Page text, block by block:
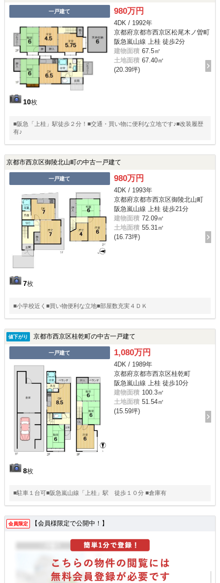
一戸建て
10枚
980万円
4DK / 1992年
京都府京都市西京区松尾木ノ曽町
阪急嵐山線 上桂 徒歩2分
建物面積 67.5㎡
土地面積 67.40㎡
(20.39坪)
■阪急「上桂」駅徒歩２分！■交通・買い物に便利な立地です♪■改装履歴
有♪
京都市西京区御陵北山町の中古一戸建て
一戸建て
7枚
980万円
4DK / 1993年
京都府京都市西京区御陵北山町
阪急嵐山線 上桂 徒歩21分
建物面積 72.09㎡
土地面積 55.31㎡
(16.73坪)
■小学校近く■買い物便利な立地■部屋数充実４ＤＫ
値下がり 京都市西京区桂乾町の中古一戸建て
一戸建て
8枚
1,080万円
4DK / 1989年
京都府京都市西京区桂乾町
阪急嵐山線 上桂 徒歩10分
建物面積 100.3㎡
土地面積 51.54㎡
(15.59坪)
■駐車１台可■阪急嵐山線「上桂」駅 徒歩１０分 ■倉庫有
会員限定 【会員様限定で公開中！】